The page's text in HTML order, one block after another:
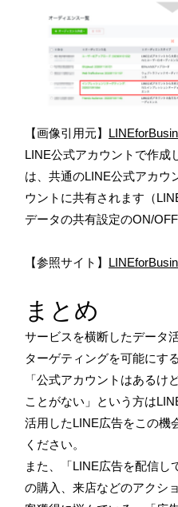
【画像引用元】
LINE公式アカウントで作成
は、共通のLINE公式アカウ
ウントに共有されます（
データの共有設定のON/
【参照サイト】
まとめ
サービスを横断したデータ
ターゲティングを可能にす
「公式アカウントはあるけ
ことがない」という方は
活用したLINE広告をこの機
ください。
また、「LINE広告を配信し
の購入、来店などのアクシ